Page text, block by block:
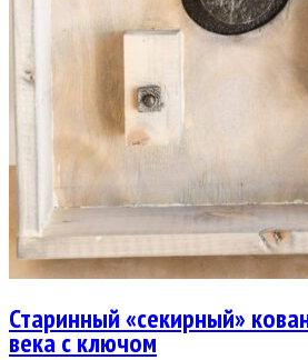
Старинный «секирный»
века с ключом